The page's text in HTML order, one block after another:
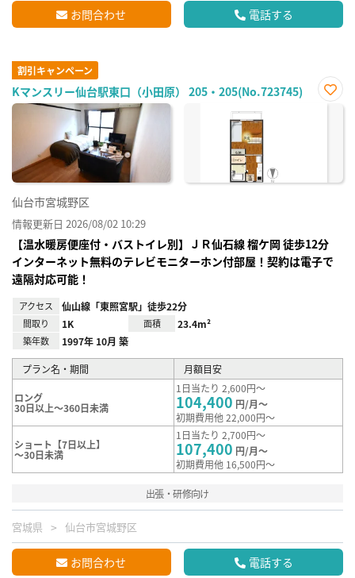
お問合わせ 電話する
割引キャンペーン
Kマンスリー仙台駅東口（小田原） 205・205(No.723745)
お気
仙台市宮城野区
情報更新日 2026/08/02 10:29
【温水暖房便座付・バストイレ別】ＪＲ仙⽯線 榴ケ岡 徒歩12分
インターネット無料のテレビモニターホン付部屋！契約は電子で
遠隔対応可能！
アクセス 仙山線「東照宮駅」徒歩22分
間取り 1K 面積 23.4m²
築年数 1997年 10月 築
プラン名・期間 月額目安
ロング
30日以上～360日未満
1日当たり 2,600円～
104,400 円/月～
初期費用他 22,000円～
ショート【7日以上】
～30日未満
1日当たり 2,700円～
107,400 円/月～
初期費用他 16,500円～
出張・研修向け
宮城県 仙台市宮城野区
お問合わせ 電話する